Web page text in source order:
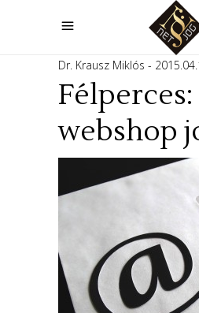
Dr. Krausz Miklós
Félperces:
webshop